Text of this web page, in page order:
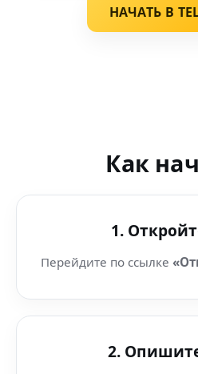
НАЧАТЬ В
Как
1.
Перейдите по ссылке
2.